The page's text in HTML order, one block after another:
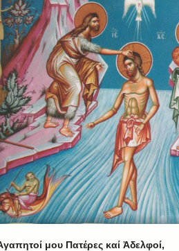
μου Πατέρες καί Ἀδελφοί,